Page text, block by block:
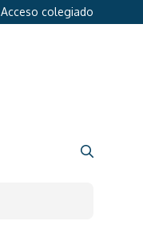
Acceso colegiado